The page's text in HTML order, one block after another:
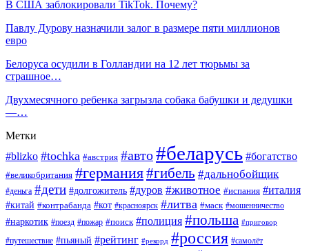
В США заблокировали TikTok. Почему?
Павлу Дурову назначили залог в размере пяти миллионов
евро
Белоруса осудили в Голландии на 12 лет тюрьмы за
страшное…
Двухмесячного ребенка загрызла собака бабушки и дедушки
—…
Метки
#blizko #tochka #австрия #авто#беларусь #богатство
#великобритания #германия#гибель #дальнобойщик
#деньга #дети #долгожитель #дуров #животное #испания #италия
#китай #контрабанда #кот #красноярск #литва #маск #мошенничество
#наркотик #поезд #пожар #поиск #полиция #польша #приговор
#путешествие #пьяный #рейтинг #рекорд #россия #самолёт